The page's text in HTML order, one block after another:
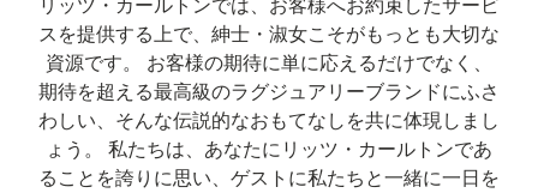
リッツ・カールトンでは、お客様へお約束したサービ
スを提供する上で、紳士・淑女こそがもっとも大切な
資源です。 お客様の期待に単に応えるだけでなく、
期待を超える最高級のラグジュアリーブランドにふさ
わしい、そんな伝説的なおもてなしを共に体現しまし
ょう。 私たちは、あなたにリッツ・カールトンであ
ることを誇りに思い、ゲストに私たちと一緒に一日を